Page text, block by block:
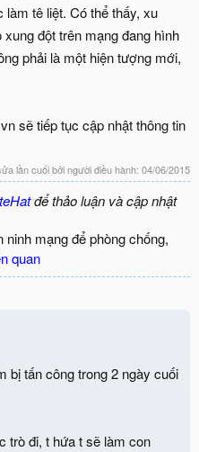
làm tê liệt. Có thể thấy, xu
đột trên mạng đang hình
phải là một hiện tượng mới,
sẽ tiếp tục cập nhật thông tin
lần cuối bởi người điều hành: 04/06/2015
để thảo luận và cập nhật
ninh mạng để phòng chống,
quan
bị tấn công trong 2 ngày cuối
trò đi, t hứa t sẽ làm con